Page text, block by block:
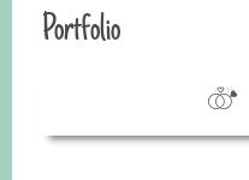
Portfolio